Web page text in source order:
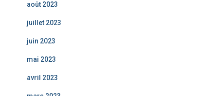
août 2023
juillet 2023
juin 2023
mai 2023
avril 2023